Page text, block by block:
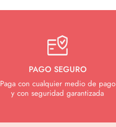
PAGO SEGURO
Paga con cualquier medio de pago
y con seguridad garantizada